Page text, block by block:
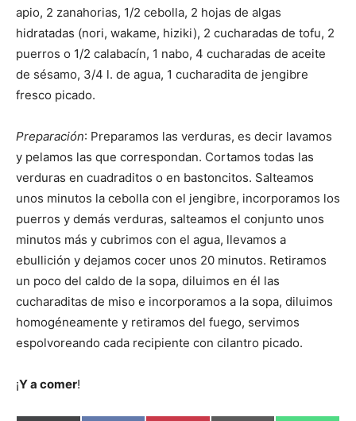
apio, 2 zanahorias, 1/2 cebolla, 2 hojas de algas
hidratadas (nori, wakame, hiziki), 2 cucharadas de tofu, 2
puerros o 1/2 calabacín, 1 nabo, 4 cucharadas de aceite
de sésamo, 3/4 l. de agua, 1 cucharadita de jengibre
fresco picado.
Preparación: Preparamos las verduras, es decir lavamos
y pelamos las que correspondan. Cortamos todas las
verduras en cuadraditos o en bastoncitos. Salteamos
unos minutos la cebolla con el jengibre, incorporamos los
puerros y demás verduras, salteamos el conjunto unos
minutos más y cubrimos con el agua, llevamos a
ebullición y dejamos cocer unos 20 minutos. Retiramos
un poco del caldo de la sopa, diluimos en él las
cucharaditas de miso e incorporamos a la sopa, diluimos
homogéneamente y retiramos del fuego, servimos
espolvoreando cada recipiente con cilantro picado.
¡Y a comer!